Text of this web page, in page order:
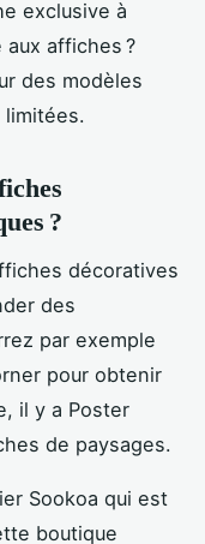
exclusive à
affiches ?
des modèles
?
décoratives
des
par exemple
pour obtenir
il y a Poster
de paysages.
Sookoa qui est
boutique